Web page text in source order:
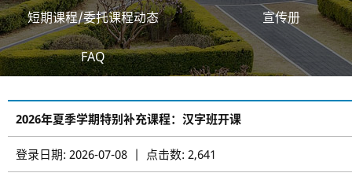
短期课程/委托课程动态 宣传册
FAQ
2026年夏季学期特别补充课程：汉字班开课
登录日期: 2026-07-08 | 点击数: 2,641